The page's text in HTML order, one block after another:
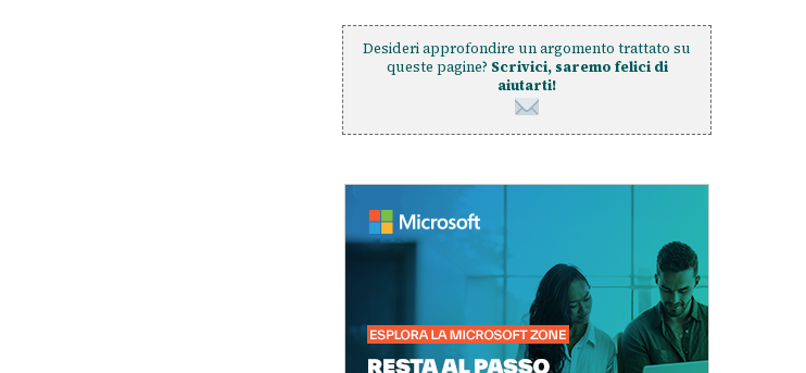
Desideri approfondire un argomento trattato su
queste pagine? Scrivici, saremo felici di
aiutarti!